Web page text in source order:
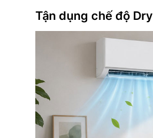
Tận dụng chế độ